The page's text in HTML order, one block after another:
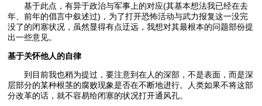
基于此点，有异于政治与军事上的对应(其基本想法我已经在去
年、前年的倡言中叙述过)，为了打开恐怖活动与武力报复这一没完
没了的闭塞状况，虽然显得有点迂远，我想对其最根本的问题部份提
出一些意见。
基于关怀他人的自律
到目前我也稍为提过，要注意到在人的深部，不是表面，而是深
层部分的某种根茎的腐败现象是否在不断地进行。人类如果不将这部
分改革的话，就不容易给闭塞的状况打开通风孔。